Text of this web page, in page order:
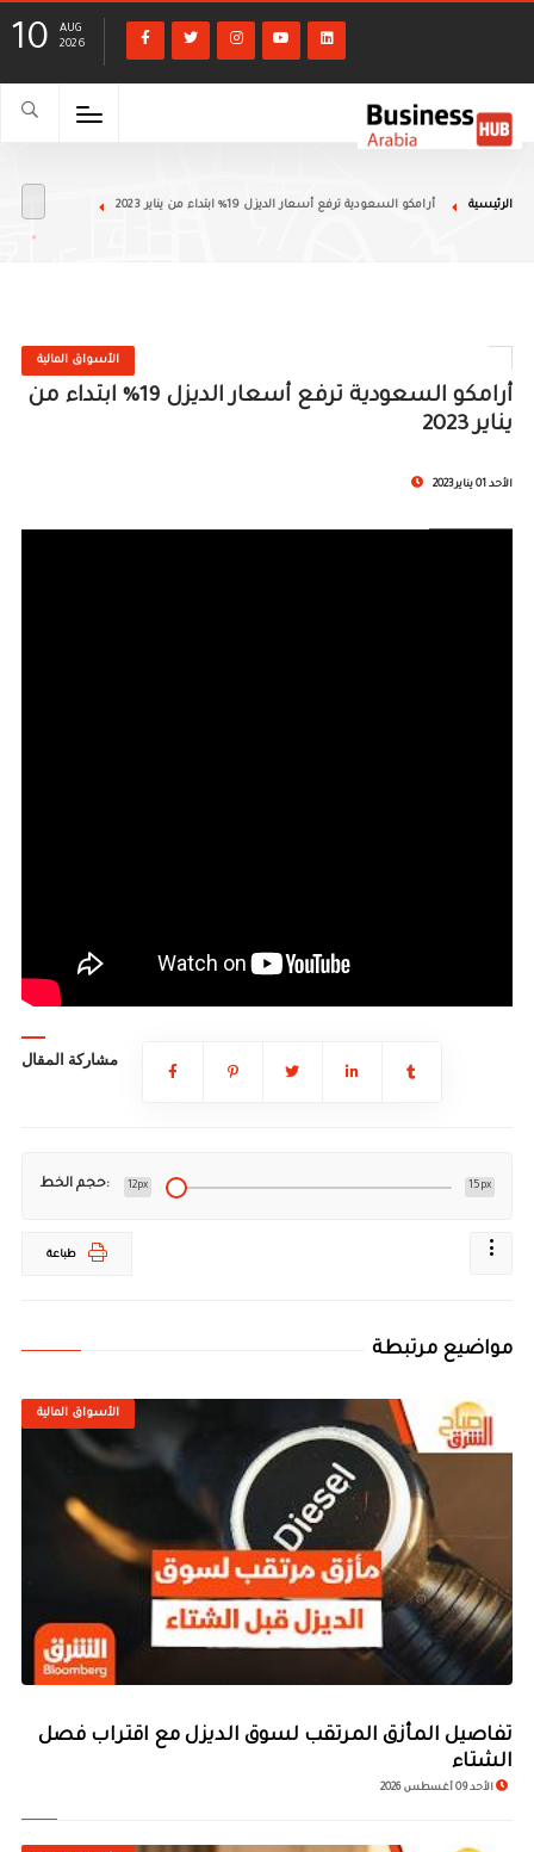
10
AUG
2026
الرئيسية أرامكو السعودية ترفع أسعار الديزل 19% ابتداء من يناير 2023
الأسواق المالية
أرامكو السعودية ترفع أسعار الديزل 19% ابتداء من
يناير 2023
الأحد 01 يناير 2023
مشاركة المقال
حجم الخط: 12px 15px
طباعة
مواضيع مرتبطة
الأسواق المالية
تفاصيل المأزق المرتقب لسوق الديزل مع اقتراب فصل
الشتاء
الأحد 09 أغسطس 2026